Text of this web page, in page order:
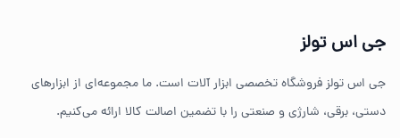
ضمانت اصالت کالا
جی اس تولز
جی اس تولز فروشگاه تخصصی ابزار آلات است. ما مجموعه‌ای از ابزارهای
دستی، برقی، شارژی و صنعتی را با تضمین اصالت کالا ارائه می‌کنیم.